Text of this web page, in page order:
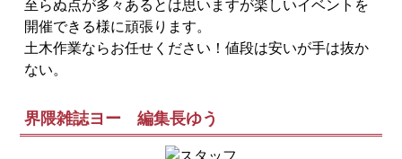
至らぬ点が多々あるとは思いますが楽しいイベントを
開催できる様に頑張ります。
土木作業ならお任せください！値段は安いが手は抜か
ない。
界隈雑誌ヨー 編集長ゆう